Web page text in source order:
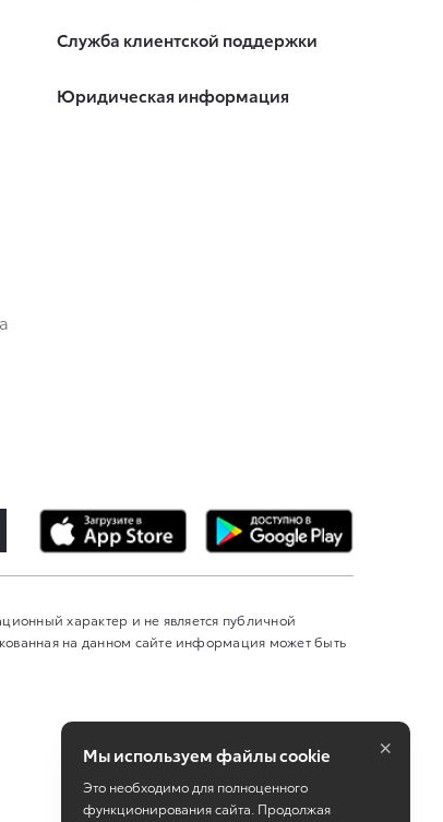
Служба клиентской поддержки
Юридическая информация
характер и не является публичной
на данном сайте информация может быть
Мы используем файлы cookie
Это необходимо для полноценного
функционирования сайта. Продолжая
×